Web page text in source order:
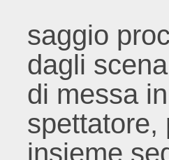
saggio
dagli
di messa
spettatore,
insieme